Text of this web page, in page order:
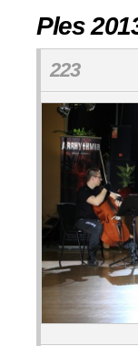
Ples
223